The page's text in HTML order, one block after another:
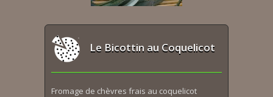
Le Bicottin au Coquelicot
Fromage de chèvres frais au coquelicot